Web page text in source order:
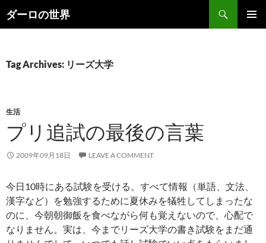
Skip
toダーロの世界
Search
Tag Archives: リーズ大学
生活
プリ追試の最後の言葉
2009年09月18日 LEAVE A COMMENT
今日10時にある試験を受ける。すべて情報（単語、文法、
漢字など）を勉強するために夏休みを犠牲してしまったな
のに、今朝朝御飯を食べながら何も覚えないので、心配で
なりません。実は、今までリーズ大学の書き試験をまだ通